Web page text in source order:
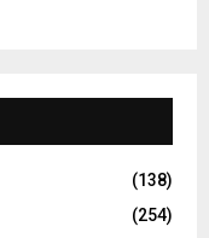
(138)
(254)